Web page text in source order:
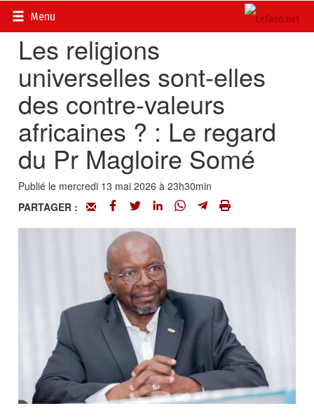
Menu
Accueil>
Les religions
universelles sont-elles
des contre-valeurs
africaines ? : Le regard
du Pr Magloire Somé
Publié le mercredi 13 mai 2026 à 23h30min
PARTAGER :